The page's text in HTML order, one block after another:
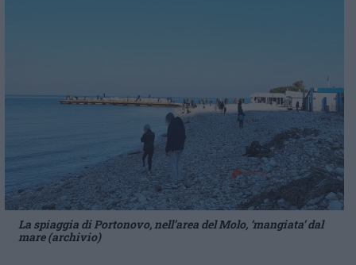
La spiaggia di Portonovo, nell’area del Molo, ‘mangiata’ dal
mare (archivio)